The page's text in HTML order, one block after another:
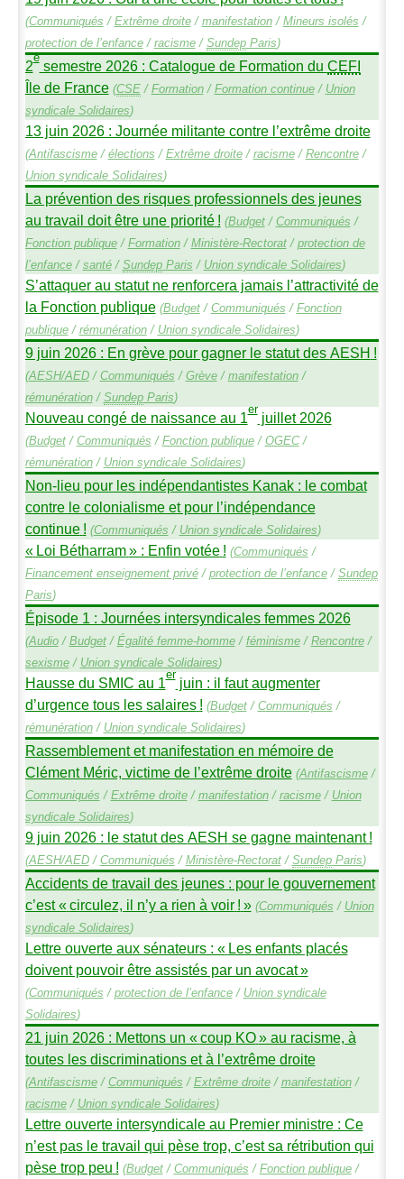
(Communiqués / Extrême droite/ manifestation/ Mineurs isolés /
protection de l’enfance/ racisme/ SundepParis)
2esemestre 2026 : Catalogue de Formation du CEFI
Île de France (CSE/ Formation/ Formation continue/ Union
syndicale Solidaires)
13 juin 2026 : Journée militante contre l’extrême droite
(Antifascisme/ élections / Extrême droite/ racisme/ Rencontre/
Union syndicale Solidaires)
La prévention des risques professionnels des jeunes
au travail doit être une priorité ! (Budget/ Communiqués /
Fonction publique/ Formation/ Ministère-Rectorat/ protection de
l’enfance/ santé/ SundepParis / Union syndicale Solidaires)
S’attaquer au statut ne renforcera jamais l’attractivité de
la Fonction publique (Budget/ Communiqués / Fonction
publique/ rémunération/ Union syndicale Solidaires)
9 juin 2026 : En grève pour gagner le statut des AESH !
(AESH/AED/ Communiqués / Grève/ manifestation/
rémunération/ SundepParis)
Nouveau congé de naissance au 1erjuillet 2026
(Budget/ Communiqués / Fonction publique/ OGEC/
rémunération/ Union syndicale Solidaires)
Non-lieu pour les indépendantistes Kanak : le combat
contre le colonialisme et pour l’indépendance
continue ! (Communiqués / Union syndicale Solidaires)
« Loi Bétharram» : Enfin votée ! (Communiqués /
Financement enseignement privé/ protection de l’enfance/ Sundep
Paris)
Épisode 1 : Journées intersyndicales femmes 2026
(Audio/ Budget/ Égalité femme-homme/ féminisme/ Rencontre/
sexisme/ Union syndicale Solidaires)
Hausse du SMIC au 1erjuin : il faut augmenter
d’urgence tous les salaires ! (Budget/ Communiqués /
rémunération/ Union syndicale Solidaires)
Rassemblement et manifestation en mémoire de
Clément Méric, victime de l’extrême droite (Antifascisme/
Communiqués / Extrême droite/ manifestation/ racisme/ Union
syndicale Solidaires)
9 juin 2026 : le statut des AESH se gagne maintenant !
(AESH/AED/ Communiqués / Ministère-Rectorat/ SundepParis)
Accidents de travail des jeunes : pour le gouvernement
c’est « circulez, il n’y a rien à voir ! » (Communiqués / Union
syndicale Solidaires)
Lettre ouverte aux sénateurs : « Les enfants placés
doivent pouvoir être assistés par un avocat»
(Communiqués / protection de l’enfance/ Union syndicale
Solidaires)
21 juin 2026 : Mettons un « coup KO» au racisme, à
toutes les discriminations et à l’extrême droite
(Antifascisme/ Communiqués / Extrême droite/ manifestation/
racisme/ Union syndicale Solidaires)
Lettre ouverte intersyndicale au Premier ministre : Ce
n’est pas le travail qui pèse trop, c’est sa rétribution qui
pèse trop peu ! (Budget/ Communiqués / Fonction publique/